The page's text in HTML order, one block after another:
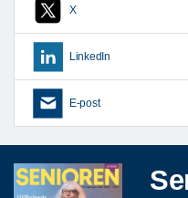
X
LinkedIn
E-post